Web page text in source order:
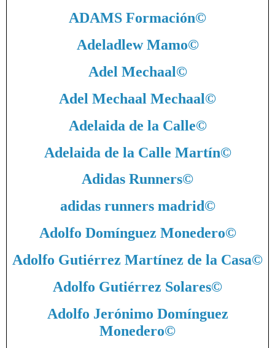
ADAMS Formación©
Adeladlew Mamo©
Adel Mechaal ©
Adel Mechaal Mechaal©
Adelaida de la Calle©
Adelaida de la Calle Martín©
Adidas Runners©
adidas runners madrid©
Adolfo Domínguez Monedero©
Adolfo Gutiérrez Martínez de la Casa©
Adolfo Gutiérrez Solares©
Adolfo Jerónimo Domínguez
Monedero©